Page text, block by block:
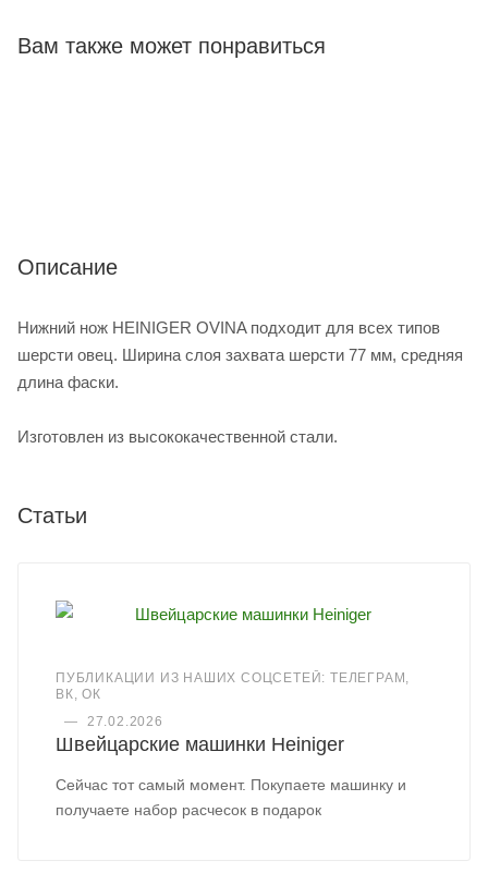
Вам также может понравиться
Описание
Нижний нож HEINIGER OVINA подходит для всех типов
шерсти овец. Ширина слоя захвата шерсти 77 мм, средняя
длина фаски.
Изготовлен из высококачественной стали.
Статьи
ПУБЛИКАЦИИ ИЗ НАШИХ СОЦСЕТЕЙ: ТЕЛЕГРАМ,
ВК, ОК
—
27.02.2026
Швейцарские машинки Heiniger
Сейчас тот самый момент. Покупаете машинку и
получаете набор расчесок в подарок